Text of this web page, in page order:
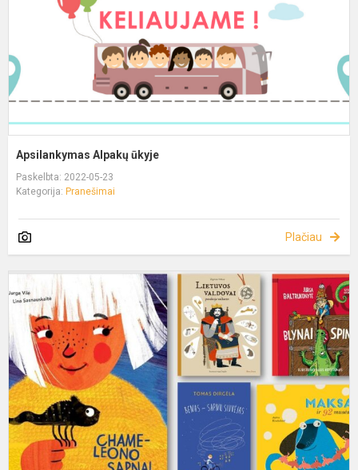
Apsilankymas Alpakų ūkyje
Paskelbta: 2022-05-23
Kategorija: Pranešimai
Plačiau